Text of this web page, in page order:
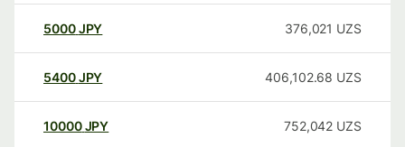
5000JPY 376,021 UZS
5400JPY 406,102.68 UZS
10000 JPY 752,042 UZS